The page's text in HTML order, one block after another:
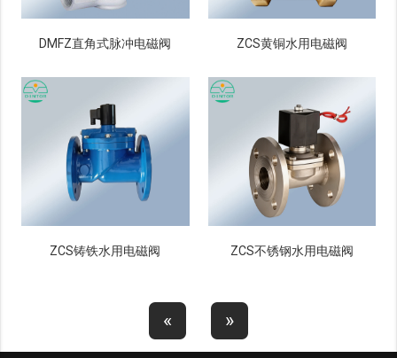
DMFZ直角式脉冲电磁阀 ZCS黄铜水用电磁阀
ZCS铸铁水用电磁阀 ZCS不锈钢水用电磁阀
« »